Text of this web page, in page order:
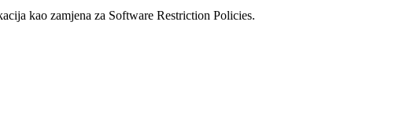
kao zamjena za Software Restriction Policies.